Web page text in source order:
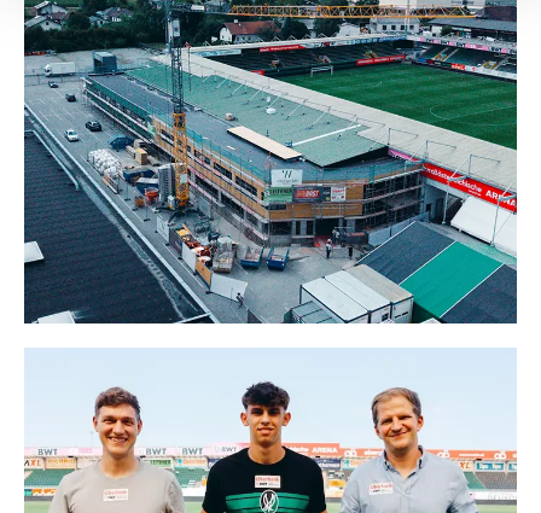
Empfänger entnehmen Sie unserer
Datenschutzerklärung.